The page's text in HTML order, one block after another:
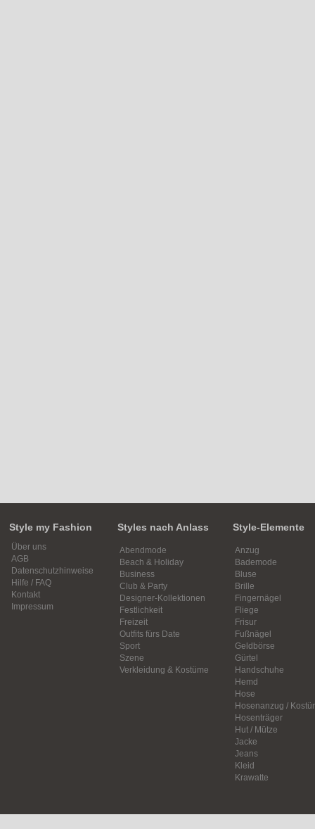
Style my Fashion
Über uns
AGB
Datenschutzhinweise
Hilfe / FAQ
Kontakt
Impressum
Styles nach Anlass
Abendmode
Beach & Holiday
Business
Club & Party
Designer-Kollektionen
Festlichkeit
Freizeit
Outfits fürs Date
Sport
Szene
Verkleidung & Kostüme
Style-Elemente
Anzug
Bademode
Bluse
Brille
Fingernägel
Fliege
Frisur
Fußnägel
Geldbörse
Gürtel
Handschuhe
Hemd
Hose
Hosenanzug /
Hosenträger
Hut / Mütze
Jacke
Jeans
Kleid
Krawatte